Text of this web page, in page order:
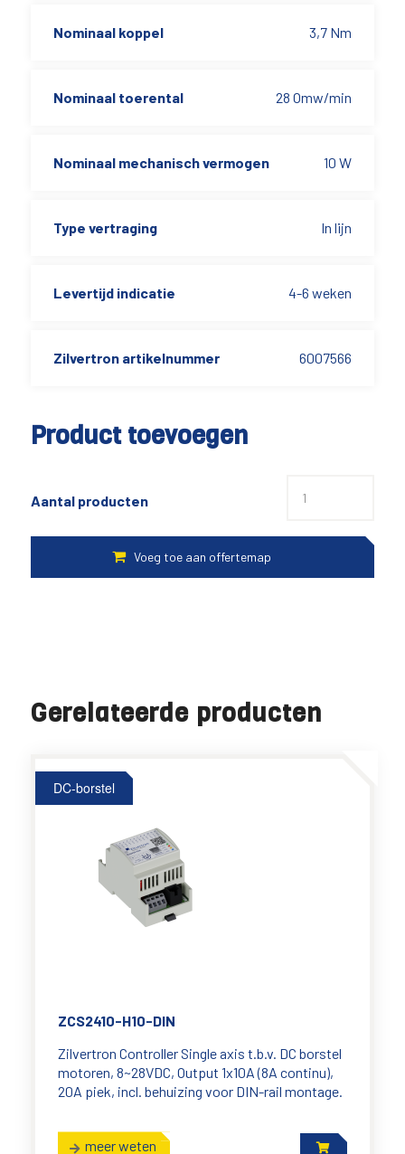
Product toevoegen
Aantal producten
Nominaal koppel 3,7 Nm
Nominaal toerental 28 Omw/min
Nominaal mechanisch vermogen 10 W
Type vertraging In lijn
Levertijd indicatie 4-6 weken
Zilvertron artikelnummer 6007566
Gerelateerde producten
DC-borstel
ZCS2410-H10-DIN
Zilvertron Controller Single axis t.b.v. DC borstel
motoren, 8~28VDC, Output 1x10A (8A continu),
20A piek, incl. behuizing voor DIN-rail montage.
meer weten